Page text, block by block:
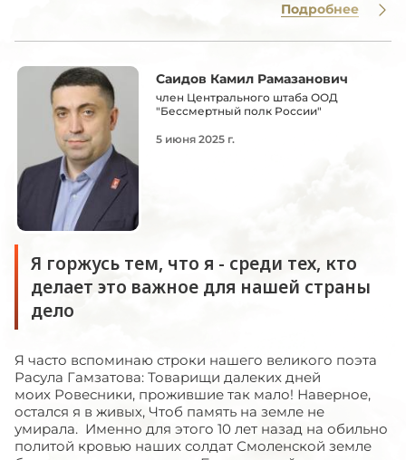
Подробнее
Я горжусь тем, что я - среди тех, кто
делает это важное для нашей страны
дело
Саидов Камил Рамазанович
член Центрального штаба ООД
"Бессмертный полк России"
5 июня 2025 г.
Я часто вспоминаю строки нашего великого поэта
Расула Гамзатова: Товарищи далеких дней
моих Ровесники, прожившие так мало! Наверное,
остался я в живых, Чтоб память на земле не
умирала. Именно для этого 10 лет назад на обильно
политой кровью наших солдат Смоленской земле